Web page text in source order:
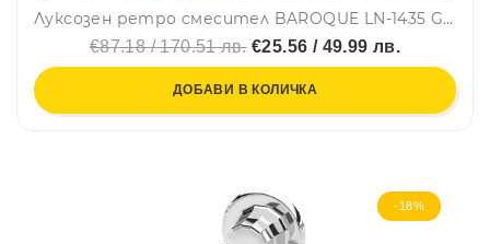
Луксозен ретро смесител BAROQUE LN-1435 GOLD за кухня и баня, самостоящ, смесителна батерия
€87.18 / 170.51 лв.€25.56 / 49.99 лв.
ДОБАВИ В КОЛИЧКА
-18%